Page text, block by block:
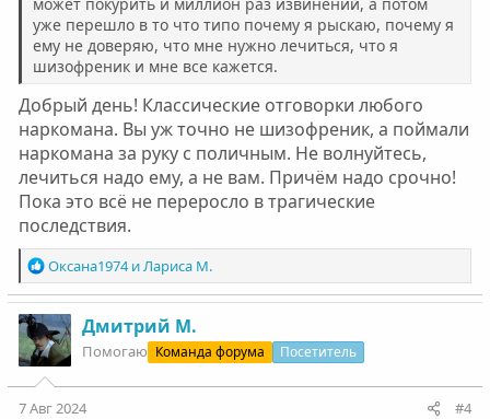
что может быть) амфетамин, кокаин на счёт всего
говорит, что нет,никогда. Я уже давно на вашем сайте
сижу и читаю разные истории людей, знания немного
появились. Но разве может быть такое, что он
употребляет, а по внешнему виду ну совсем это
незаметно?
Кстати, когда про траву говорю, что я против, он
соглашается со мной. Но говорит, что это тоже самое,
что я могу выпить в месяц 1 раз бокал вина, что типо я
тоже получается зависимая. Мне очень не нравится во
что превращаются отношения
уже перешло в то что типо почему я рыскаю, почему я
ему не доверяю, что мне нужно лечиться, что я
шизофреник и мне все кажется.
Добрый день! Классические отговорки любого
наркомана. Вы уж точно не шизофреник, а поймали
наркомана за руку с поличным. Не волнуйтесь,
лечиться надо ему, а не вам. Причём надо срочно!
Пока это всё не переросло в трагические
последствия.
Р
е
а
к
ц
и
и
:
Оксана1974иЛариса М.
Дмитрий М.
Помогаю Команда форума Посетитель
7 Авг 2024 #4